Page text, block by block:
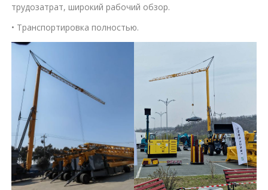
трудозатрат, широкий рабочий обзор.
• Транспортировка полностью.